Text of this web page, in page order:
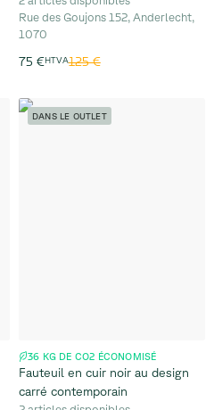
Rue des Goujons 152, Anderlecht,
1070
75 €HTVA125 €
DANS LE OUTLET
36 KG DE CO2 ÉCONOMISÉ
Fauteuil en cuir noir au design
carré contemporain